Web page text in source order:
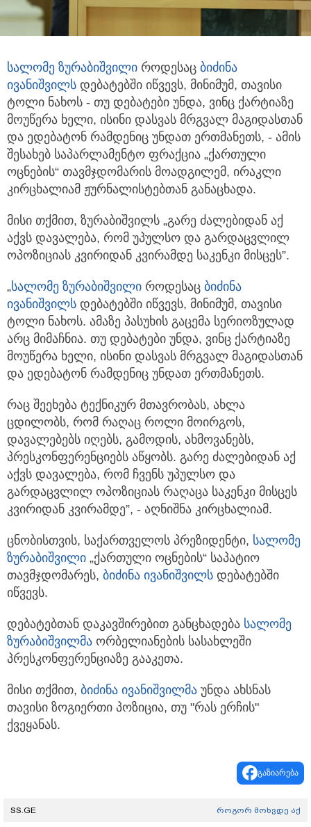
სალომე ზურაბიშვილი როდესაც ბიძინა
ივანიშვილს დებატებში იწვევს, მინიმუმ, თავისი
ტოლი ნახოს - თუ დებატები უნდა, ვინც ქარტიაზე
მოუწერა ხელი, ისინი დასვას მრგვალ მაგიდასთან
და ედებატონ რამდენიც უნდათ ერთმანეთს, - ამის
შესახებ საპარლამენტო ფრაქცია „ქართული
ოცნების“ თავმჯდომარის მოადგილემ, ირაკლი
კირცხალიამ ჟურნალისტებთან განაცხადა.
მისი თქმით, ზურაბიშვილს „გარე ძალებიდან აქ
აქვს დავალება, რომ უპულსო და გარდაცვლილ
ოპოზიციას კვირიდან კვირამდე საკენკი მისცეს”.
„სალომე ზურაბიშვილი როდესაც ბიძინა
ივანიშვილს დებატებში იწვევს, მინიმუმ, თავისი
ტოლი ნახოს. ამაზე პასუხის გაცემა სერიოზულად
არც მიმაჩნია. თუ დებატები უნდა, ვინც ქარტიაზე
მოუწერა ხელი, ისინი დასვას მრგვალ მაგიდასთან
და ედებატონ რამდენიც უნდათ ერთმანეთს.
რაც შეეხება ტექნიკურ მთავრობას, ახლა
ცდილობს, რომ რაღაც როლი მოირგოს,
დავალებებს იღებს, გამოდის, ახმოვანებს,
პრესკონფერენციებს აწყობს. გარე ძალებიდან აქ
აქვს დავალება, რომ ჩვენს უპულსო და
გარდაცვლილ ოპოზიციას რაღაცა საკენკი მისცეს
კვირიდან კვირამდე”, - აღნიშნა კირცხალიამ.
ცნობისთვის, საქართველოს პრეზიდენტი, სალომე
ზურაბიშვილი „ქართული ოცნების“ საპატიო
თავმჯდომარეს, ბიძინა ივანიშვილს დებატებში
იწვევს.
დებატებთან დაკავშირებით განცხადება სალომე
ზურაბიშვილმა ორბელიანების სასახლეში
პრესკონფერენციაზე გააკეთა.
მისი თქმით, ბიძინა ივანიშვილმა უნდა ახსნას
თავისი ზოგიერთი პოზიცია, თუ "რას ერჩის"
ქვეყანას.
გაზიარება
SS.GE როგორ მოხვდე აქ